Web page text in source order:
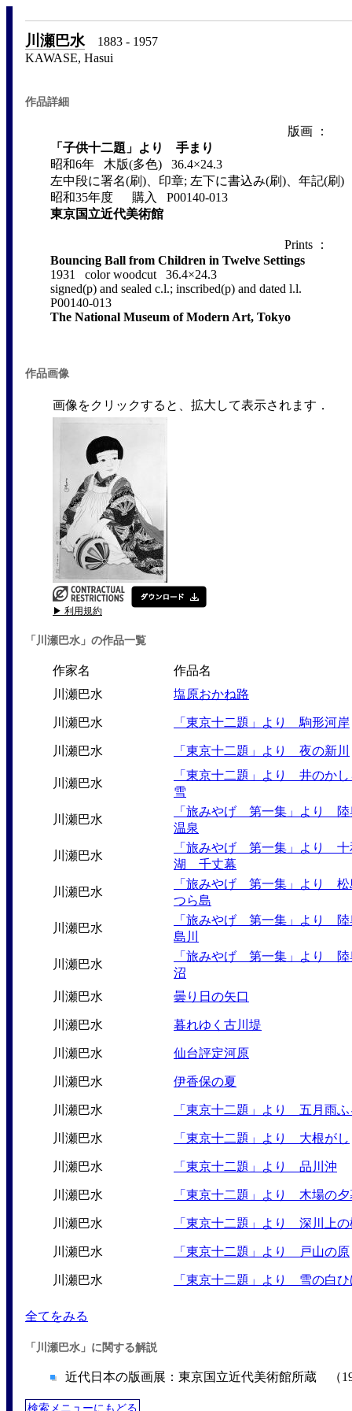
川瀬巴水1883 - 1957
KAWASE, Hasui
作品詳細
版画 ：
「子供十二題」より 手まり
昭和6年 木版(多色) 36.4×24.3
左中段に署名(刷)、印章; 左下に書込み(刷)、年記(刷)
昭和35年度 購入 P00140-013
東京国立近代美術館
Prints ：
Bouncing Ball from Children in Twelve Settings
1931 color woodcut 36.4×24.3
signed(p) and sealed c.l.; inscribed(p) and dated l.l.
P00140-013
The National Museum of Modern Art, Tokyo
作品画像
画像をクリックすると、拡大して表示されます．
▶ 利用規約
「川瀬巴水」の作品一覧
作家名
作品名
川瀬巴水
塩原おかね路
川瀬巴水 「東京十二題」より 駒形河岸
川瀬巴水 「東京十二題」より 夜の新川
川瀬巴水
「東京十二題」より 井のか
雪
川瀬巴水
「旅みやげ 第一集」より
温泉
川瀬巴水
「旅みやげ 第一集」より 十
湖 千丈幕
川瀬巴水
「旅みやげ 第一集」より
つら島
川瀬巴水
「旅みやげ 第一集」より
島川
川瀬巴水
「旅みやげ 第一集」より
沼
川瀬巴水
曇り日の矢口
川瀬巴水 暮れゆく古川堤
川瀬巴水 仙台評定河原
川瀬巴水 伊香保の夏
川瀬巴水 「東京十二題」より 五月雨
川瀬巴水 「東京十二題」より 大根がし
川瀬巴水 「東京十二題」より 品川沖
川瀬巴水 「東京十二題」より 木場の夕
川瀬巴水 「東京十二題」より 深川上の
川瀬巴水 「東京十二題」より 戸山の原
川瀬巴水 「東京十二題」より 雪の白ひ
全てをみる
「川瀬巴水」に関する解説
近代日本の版画展：東京国立近代美術館所蔵 （
検索メニューにもどる